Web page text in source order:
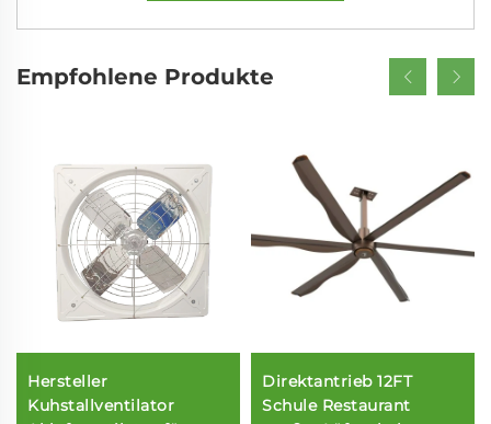
Empfohlene Produkte
Hersteller
Kuhstallventilator
Direktantrieb 12FT
Schule Restaurant